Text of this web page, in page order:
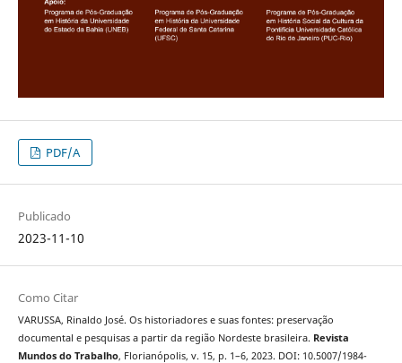
PDF/A
Publicado
2023-11-10
Como Citar
VARUSSA, Rinaldo José. Os historiadores e suas fontes: preservação
documental e pesquisas a partir da região Nordeste brasileira. Revista
Mundos do Trabalho, Florianópolis, v. 15, p. 1–6, 2023. DOI: 10.5007/1984-